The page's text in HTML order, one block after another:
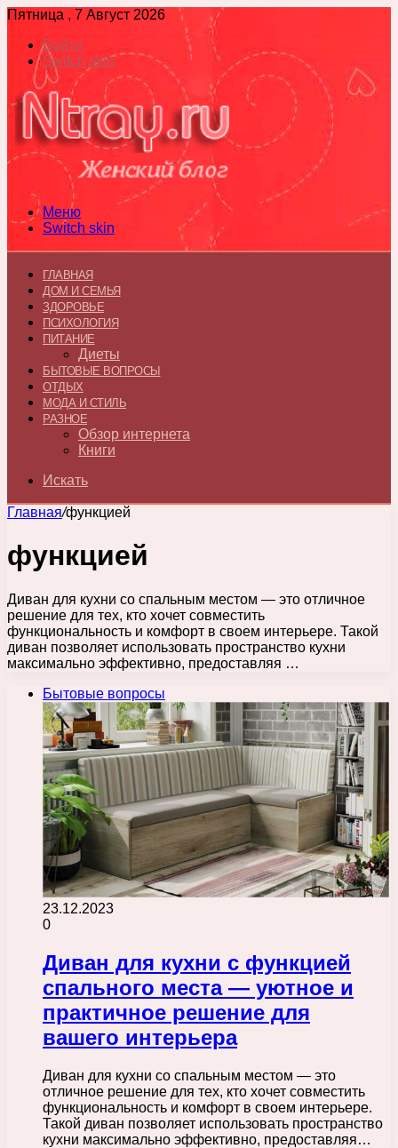
Пятница , 7 Август 2026
Войти
Switch skin
Меню
Switch skin
ГЛАВНАЯ
ДОМ И СЕМЬЯ
ЗДОРОВЬЕ
ПСИХОЛОГИЯ
ПИТАНИЕ
Диеты
БЫТОВЫЕ ВОПРОСЫ
ОТДЫХ
МОДА И СТИЛЬ
РАЗНОЕ
Обзор интернета
Книги
Искать
Главная/функцией
функцией
Диван для кухни со спальным местом — это отличное
решение для тех, кто хочет совместить
функциональность и комфорт в своем интерьере. Такой
диван позволяет использовать пространство кухни
максимально эффективно, предоставляя …
Бытовые вопросы
23.12.2023
0
Диван для кухни с функцией
спального места — уютное и
практичное решение для
вашего интерьера
Диван для кухни со спальным местом — это
отличное решение для тех, кто хочет совместить
функциональность и комфорт в своем интерьере.
Такой диван позволяет использовать пространство
кухни максимально эффективно, предоставляя…